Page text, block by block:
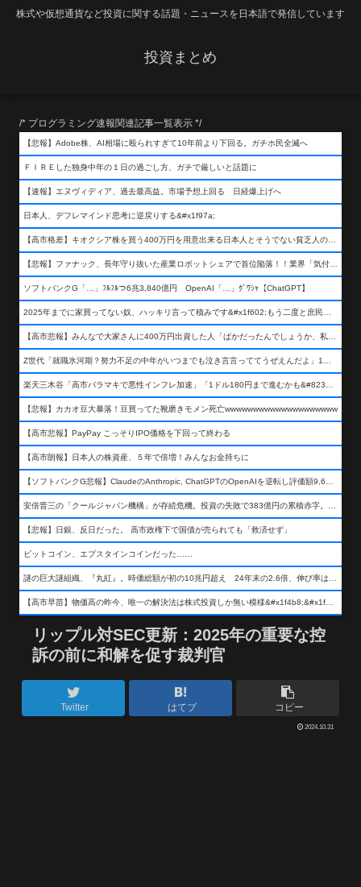
株式や仮想通貨など投資に関する話題・ニュースを日本語で発信しています
投資まとめ
/* プログラミング速報関連記事一覧表示 */
【悲報】Adobe株、AI相場に殴られすぎて10年前より下回る。ガチホ民全滅へ
ＦＩＲＥした独身中年の１日の過ごし方、ガチで厳しいと話題に
【速報】エヌヴィディア、過去最高益。市場予想上回る 日経爆上げへ
日本人、デフレマインド思考に逆戻りする&#x1f97a;
【高市格差】キオクシア株を買う400万円を用意出来る日本人とそうでない貧乏人の差が超広まるって事よ
【悲報】ファナック、長年守り抜いた産業ロボットシェアで首位陥落！！業界「気付いたら一気に抜かれていた…」
ソフトバンクG「…」ﾌﾙﾌﾙつ6兆3,840億円 OpenAI「…」ｸﾞﾜｼｬ【ChatGPT】
2025年までに家買ってない奴、ハッキリ言って積みです&#x1f602;もう二度と庶民が買える値段になりません&#x1f602;&#x1f602;&#x1f602;
【高市悲報】みんなで大家さんに400万円出資した人「ばかだったんでしょうか、私は&#x1f622;」
Z世代「就職氷河期？努力不足の中年がいつまでも泣き言言っててうぜえんだよ」1万いいね
楽天三木谷「高市バラマキで悪性インフレ加速」「1ドル180円まで進むかも&#8230;もう看過できない」
【悲報】カカオ豆大暴落！豆買ってた靴磨きモメン死亡wwwwwwwwwwwwwwwwwwww
【高市悲報】PayPay こっそりIPO価格を下回って終わる
【高市朗報】日本人の株資産、５年で倍増！みんなお金持ちに
【ソフトバンクG悲報】ClaudeのAnthropic, ChatGPTのOpenAIを逆転し評価額9,650億ドル (約154兆円) の世界一価値あるAI企業に……
安倍晋三の「クールジャパン機構」が存続危機。投資の失敗で383億円の累積赤字。2025年度決算も大赤字の可能性。責任の所在はウヤムヤ
【悲報】日銀、反日だった。 高市政権下で国債が売られても「救済せず」
ビットコイン、エプスタインコインだった……
謎の巨大謎組織、『丸紅』。時価総額が初の10兆円超え 24年末の2.6倍、伸び率は謎組織首位
【高市早苗】物価高の昨今、唯一の解決法は株式投資しか無い模様&#x1f4b8;&#x1f4b8;&#x1f4b8;
リップル対SEC更新：2025年の重要な控
訴の前に和解を促す裁判官
Twitter はてブ コピー
2024.10.31